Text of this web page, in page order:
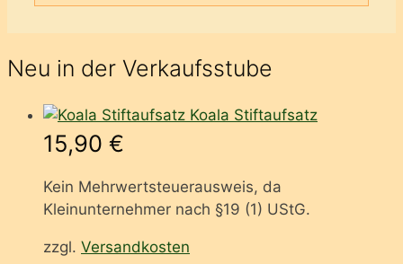
Neu in der Verkaufsstube
Koala Stiftaufsatz
15,90 €
Kein Mehrwertsteuerausweis, da
Kleinunternehmer nach §19 (1) UStG.
zzgl. Versandkosten